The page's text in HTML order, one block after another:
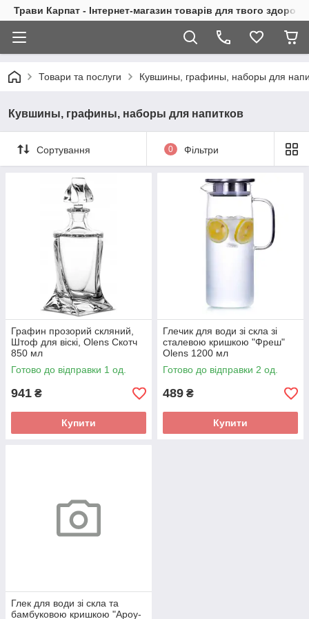
Трави Карпат - Інтернет-магазин товарів для твого
Товари та послуги Кувшины, графины, наборы для
Кувшины, графины, наборы для напитков
Сортування 0 Фільтри
Графин прозорий скляний,
Штоф для віскі, Olens Скотч
850 мл
Готово до відправки 1 од.
941 ₴
Купити
Глечик для води зі скла зі
сталевою кришкою "Фреш"
Olens 1200 мл
Готово до відправки 2 од.
489 ₴
Купити
Глек для води зі скла та
бамбуковою кришкою "Ароу-